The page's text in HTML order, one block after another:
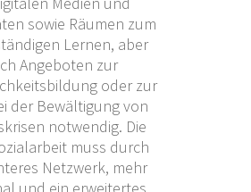
sowie Räumen zum
Lernen, aber
Angeboten zur
oder zur
der Bewältigung von
notwendig. Die
muss durch
Netzwerk, mehr
und ein erweitertes